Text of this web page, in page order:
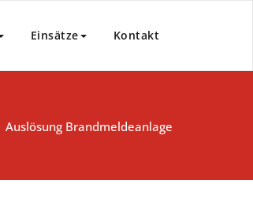
Einsätze Kontakt
Auslösung Brandmeldeanlage